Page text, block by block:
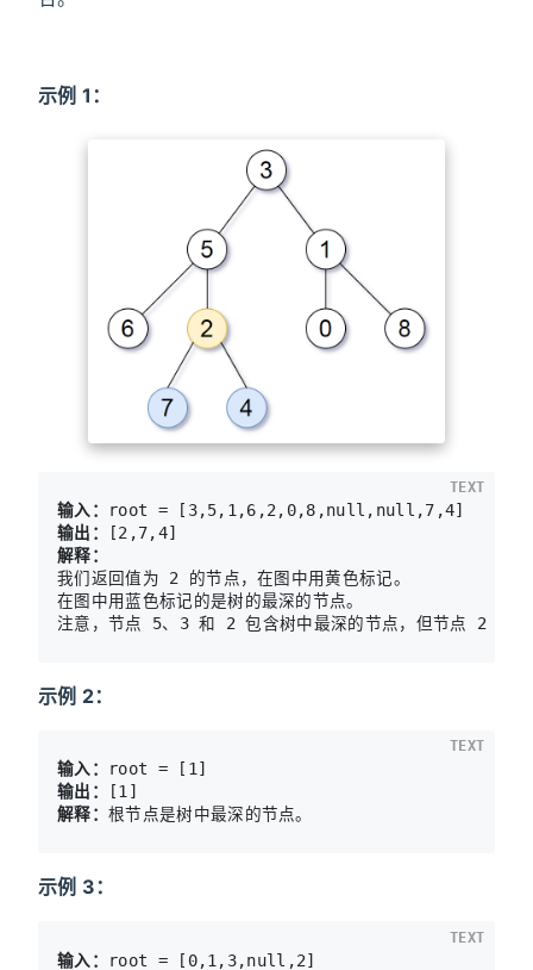
示例 1：
输入：
输出：
解释：
我们返回值为 2 的节点，在图中用黄色标记。
在图中用蓝色标记的是树的最深的节点。
TEXT
示例 2：
输入：
输出：
解释： 根节点是树中最深的节点。
TEXT
示例 3：
输入：
TEXT